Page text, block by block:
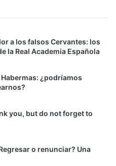
a los falsos Cervantes: los
la Real Academia Española
¿podríamos
you, but do not forget to
o renunciar? Una